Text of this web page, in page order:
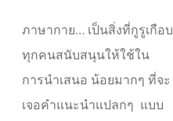
ภาษากาย… เป็นสิ่งที่กูรูเกือบ
ทุกคนสนับสนุนให้ใช้ใน
การนำเสนอ น้อยมากๆ ที่จะ
เจอคำแนะนำแปลกๆ แบบ